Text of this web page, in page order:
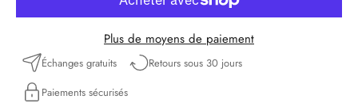
Plus de moyens de paiement
Échanges gratuits
Retours sous 30 jours
Paiements sécurisés